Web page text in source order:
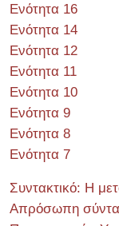
Ενότητα 16
Ενότητα 14
Ενότητα 12
Ενότητα 11
Ενότητα 10
Ενότητα 9
Ενότητα 8
Ενότητα 7
Συντακτικό: Η
Απρόσωπη